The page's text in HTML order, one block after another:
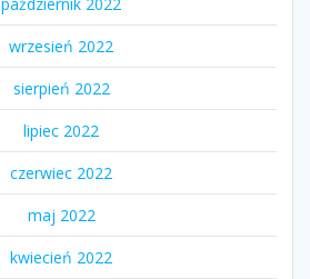
wrzesień 2022
sierpień 2022
lipiec 2022
czerwiec 2022
maj 2022
kwiecień 2022